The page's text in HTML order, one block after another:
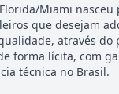
Miami
que desejam
através do
forma lícita, com
técnica no Brasil.